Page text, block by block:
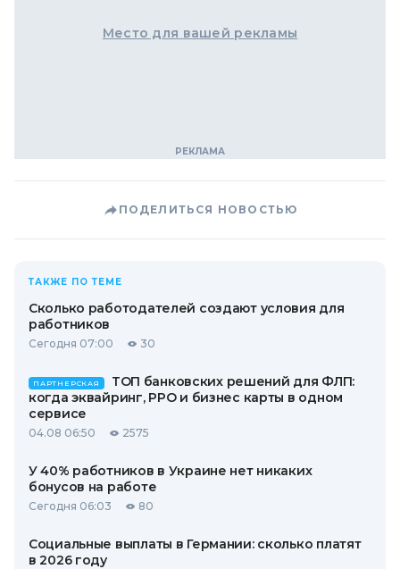
Место для вашей рекламы
ПОДЕЛИТЬСЯ НОВОСТЬЮ
ТАКЖЕ ПО ТЕМЕ
Сколько работодателей создают условия для
работников
Сегодня 07:00 30
ПАРТНЕРСКАЯ
ТОП банковских решений для ФЛП:
когда эквайринг, РРО и бизнес карты в одном
сервисе
04.08 06:50 2575
У 40% работников в Украине нет никаких
бонусов на работе
Сегодня 06:03 80
Социальные выплаты в Германии: сколько платят
в 2026 году